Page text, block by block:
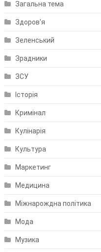
Загальна тема
Здоров'я
Зеленський
Зрадники
ЗСУ
Історія
Кримінал
Кулінарія
Культура
Маркетинг
Медицина
Міжнарождна політика
Мода
Музика